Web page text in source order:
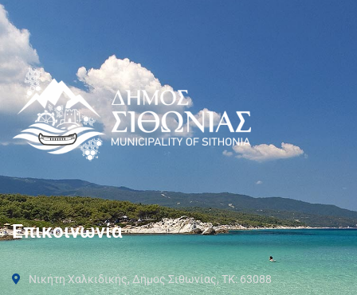
Επικοινωνία
Νικήτη Χαλκιδικής, Δήμος Σιθωνίας, ΤΚ: 63088